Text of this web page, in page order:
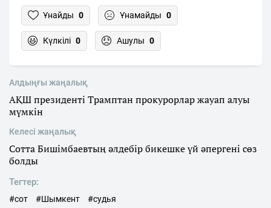
Ұнайды 0 Ұнамайды 0
Күлкілі 0 Ашулы 0
Алдыңғы жаңалық
АҚШ президенті Трамптан прокурорлар жауап алуы
мүмкін
Келесі жаңалық
Сотта Бишімбаевтың әлдебір бикешке үй әпергені сөз
болды
Тегтер:
#сот #Шымкент #судья